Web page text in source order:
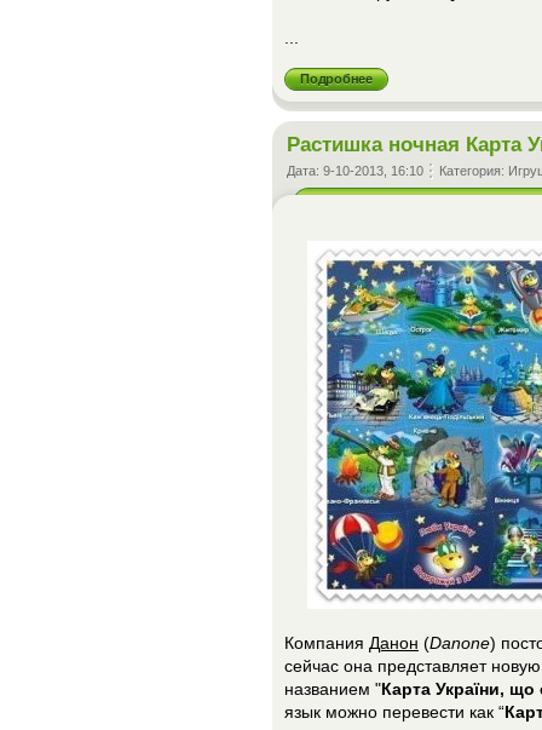
...
Подробнее
Растишка ночная Карта
Дата: 9-10-2013, 16:10 Категория:
Компания Данон (Danone)
сейчас она представляет
названием "Карта України, що
язык можно перевести как “